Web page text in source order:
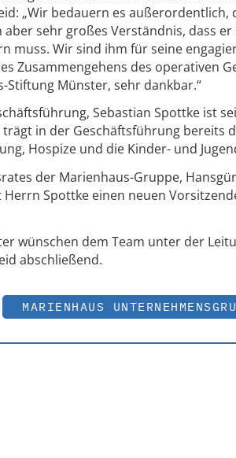
„Wir bedauern es außerordentlich,
sehr großes Verständnis, dass
muss. Wir sind ihm für seine
Zusammengehens des operativen
Stiftung Münster, sehr dankbar.“
Sebastian Spottke ist
in der Geschäftsführung bereits
Hospize und die Kinder- und
der Marienhaus-Gruppe,
Herrn Spottke einen neuen
wünschen dem Team unter der
abschließend.
MARIENHAUS